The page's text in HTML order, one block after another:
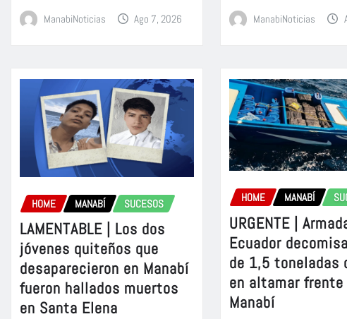
ManabiNoticias Ago 7, 2026 ManabiNoticias
HOME MANABÍ SUCESOS
LAMENTABLE | Los dos
jóvenes quiteños que
desaparecieron en Manabí
fueron hallados muertos
en Santa Elena
HOME MANABÍ
URGENTE |
Ecuador
de 1,5 toneladas
en altamar frente
Manabí